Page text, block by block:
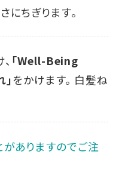
にちぎります。
「Well-Being
をかけます。 白髪ね
ありますのでご注